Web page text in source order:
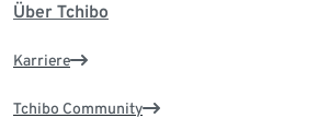
Über Tchibo
Karriere
Tchibo Community